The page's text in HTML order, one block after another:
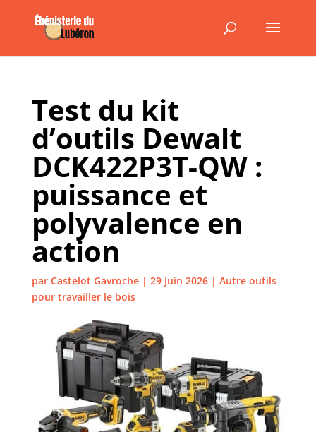
Test du kit
d’outils Dewalt
DCK422P3T-QW :
puissance et
polyvalence en
action
par Castelot Gavroche| 29 Juin 2026| Autre outils
pour travailler le bois